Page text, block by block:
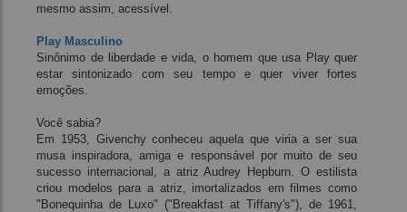
mesmo assim, acessível.
Play Masculino
Sinônimo de liberdade e vida, o homem que usa Play quer
estar sintonizado com seu tempo e quer viver fortes
emoções.
Você sabia?
Em 1953, Givenchy conheceu aquela que viria a ser sua
musa inspiradora, amiga e responsável por muito de seu
sucesso internacional, a atriz Audrey Hepburn. O estilista
criou modelos para a atriz, imortalizados em filmes como
"Bonequinha de Luxo" ("Breakfast at Tiffany's"), de 1961,